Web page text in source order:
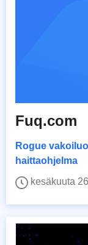
Fuq.com
Rogue
haittaohjelma
kesäkuuta